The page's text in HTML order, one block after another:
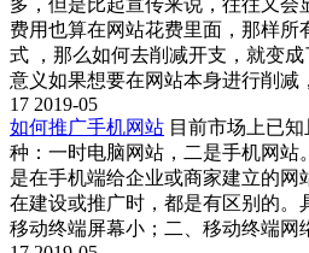
费用也算在网站花费里面，那样所
式 ，那么如何去削减开支，就变
意义如果想要在网站本身进行削减
17 2019-05
如何推广手机网站 目前市场上已
种：一时电脑网站，二是手机网站
是在手机端给企业或商家建立的网
在建设或推广时，都是有区别的。
移动终端屏幕小；二、移动终端网